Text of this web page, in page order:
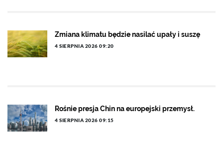
Zmiana klimatu będzie nasilać upały i suszę
4 SIERPNIA 2026 09:20
Rośnie presja Chin na europejski przemysł.
4 SIERPNIA 2026 09:15